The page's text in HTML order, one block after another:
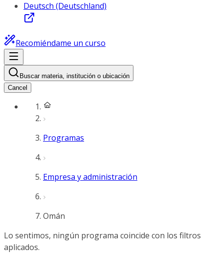
Deutsch (Deutschland)
Recomiéndame un curso
Buscar materia, institución o ubicación
Cancel
Programas
Empresa y administración
Omán
Lo sentimos, ningún programa coincide con los filtros
aplicados.